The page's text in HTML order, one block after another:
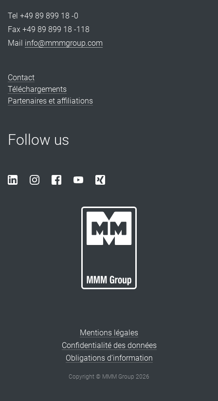
Tel +49 89 899 18 -0
Fax +49 89 899 18 -118
Mail info@mmmgroup.com
Contact
Téléchargements
Partenaires et affiliations
Follow us
Mentions légales
Confidentialité des données
Obligations d’information
Copyright © MMM Group 2026